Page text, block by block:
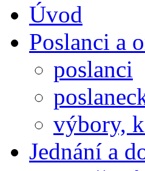
Úvod
Poslanci a
poslanci
výbory,
Jednání a